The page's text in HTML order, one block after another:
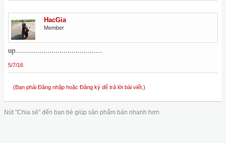
HacGia
Member
up...........................................
5/7/16
(Bạn phải Đăng nhập hoặc Đăng ký để trả lời bài viết.)
Nút "Chia sẻ" đến bạn bè giúp sản phẩm bán nhanh hơn